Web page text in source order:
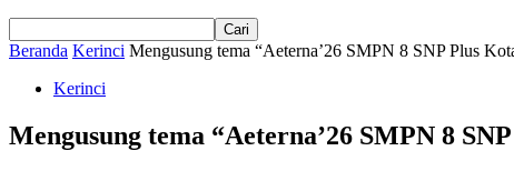
Beranda Kerinci Mengusung tema “Aeterna’26 SMPN 8 SNP Plus
Kerinci
Mengusung tema “Aeterna’26 SMPN 8